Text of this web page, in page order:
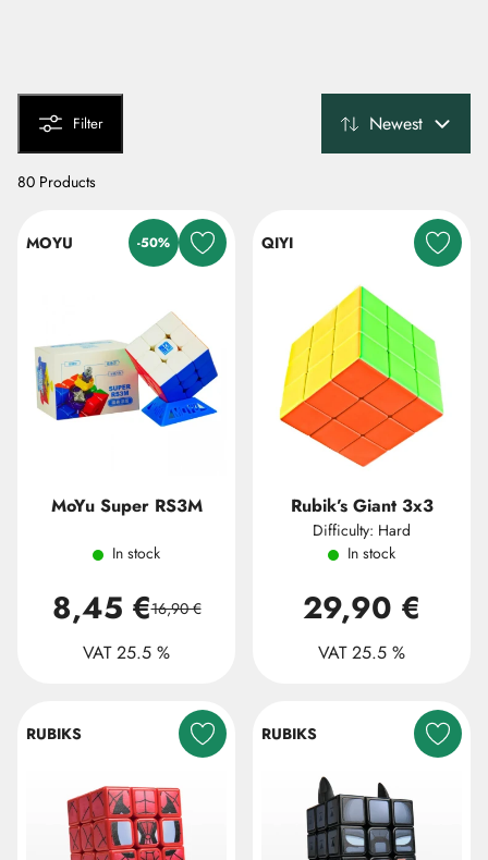
Filter Newest
80 Products
MOYU -50%
MoYu Super RS3M
In stock
8,45 €16,90 €
VAT 25.5 %
QIYI
Rubik’s Giant 3x3
Difficulty: Hard
In stock
29,90 €
VAT 25.5 %
RUBIKS RUBIKS